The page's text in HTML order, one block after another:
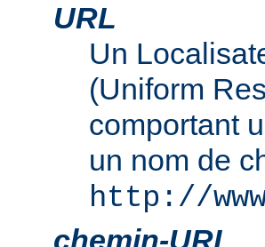
URL
Un
(Uniform
comportant
un nom de
http://
chemin-URL